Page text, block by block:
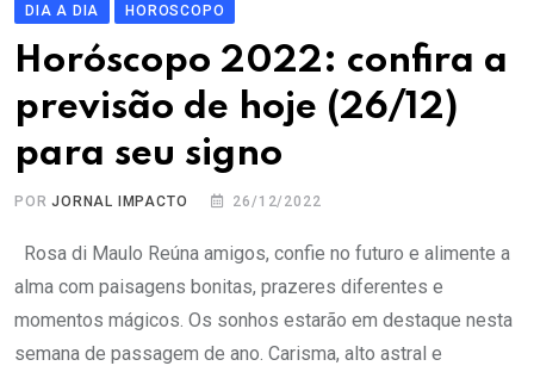
DIA A DIA HOROSCOPO
Horóscopo 2022: confira a
previsão de hoje (26/12)
para seu signo
PORJORNAL IMPACTO 26/12/2022
Rosa di Maulo Reúna amigos, confie no futuro e alimente a
alma com paisagens bonitas, prazeres diferentes e
momentos mágicos. Os sonhos estarão em destaque nesta
semana de passagem de ano. Carisma, alto astral e